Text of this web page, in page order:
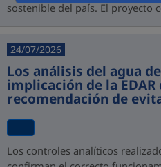
sostenible del país. El proyecto
24/07/2026
Los análisis del agua
implicación de la
recomendación de
Los controles analíticos